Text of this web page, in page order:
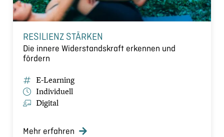
RESILIENZ STÄRKEN
Die innere Widerstandskraft erkennen und
fördern
E-Learning
Individuell
Digital
Mehr erfahren